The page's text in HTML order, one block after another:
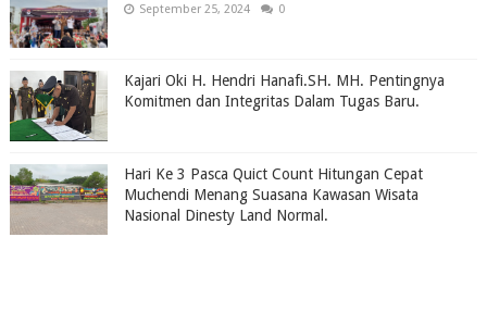
September 25, 2024 0
Kajari Oki H. Hendri Hanafi.SH. MH. Pentingnya
Komitmen dan Integritas Dalam Tugas Baru.
Hari Ke 3 Pasca Quict Count Hitungan Cepat
Muchendi Menang Suasana Kawasan Wisata
Nasional Dinesty Land Normal.